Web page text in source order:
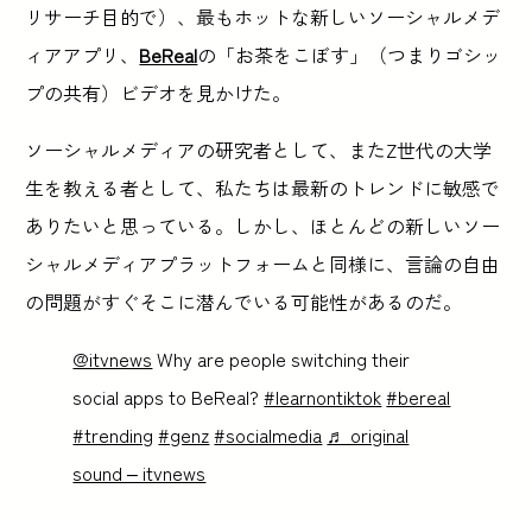
リサーチ目的で）、最もホットな新しいソーシャルメデ
ィアアプリ、 BeRealの「お茶をこぼす」（つまりゴシッ
プの共有）ビデオを見かけた。
ソーシャルメディアの研究者として、またZ世代の大学
生を教える者として、私たちは最新のトレンドに敏感で
ありたいと思っている。しかし、ほとんどの新しいソー
シャルメディアプラットフォームと同様に、言論の自由
の問題がすぐそこに潜んでいる可能性があるのだ。
@itvnews Why are people switching their
social apps to BeReal?#learnontiktok#bereal
#trending #genz#socialmedia ♬ original
sound – itvnews